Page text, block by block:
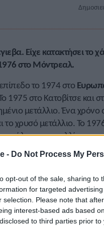
- Do Not Process My
opt-out of the sale, sharing
for targeted
selection. Please note that
interest-based ads based
to third parties prior
Είχε κατακτήσει το
στο Μόντρεαλ.
το 1974 στο
1975 στο Κατοβίτσε και
μετάλλιο. Ένα χρόνο
χρυσό μετάλλιο. Το
χάλκινου μεταλλίου
την έκπληξη, αφήνοντας
Ζίγκρουν
της. Το χρυσό είχε πάρει
ασημένιο η Αμερικανίδα
Κύπελλοτου 1975,
76). Μετά τον